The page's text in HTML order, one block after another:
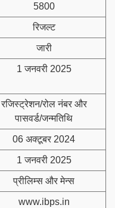
5800
रिजल्ट
जारी
1 जनवरी 2025
रजिस्ट्रेशन/रोल नंबर और
पासवर्ड/जन्मतिथि
06 अक्टूबर 2024
1 जनवरी 2025
प्रीलिम्स और मेन्स
www.ibps.in